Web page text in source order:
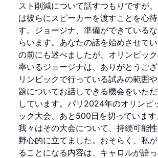
スト削減について話すつもりですが
は彼らにスピーカーを渡すことを心
す。ジョージナ、準備ができている
らいます。あなたの話を始めさせて
の前にも述べましたが、オリンピッ
率いるジョージナは、ありがとうご
リンピックで行っている試みの範囲
題についてお話しできる機会をいた
しています。パリ2024年のオリンピ
ック大会、あと500日を切っています
我々はその大会について、持続可能
野心的に立てました。おそらく、私
ることになる内容は、キャロルが語